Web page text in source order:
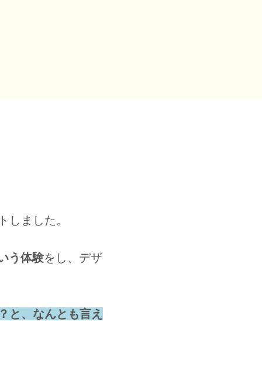
しました。
う体験をし、デザ
と、なんとも言え